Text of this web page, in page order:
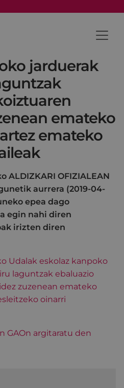
jarduerak
emateko
emateko
ALDIZKARI OFIZIALEAN
aurrera (2019-04-
epea dago
egin nahi diren
irizten diren
Udalak eskolaz kanpoko
laguntzak ebaluazio
zuzenean emateko
oinarri
GAOn argitaratu den